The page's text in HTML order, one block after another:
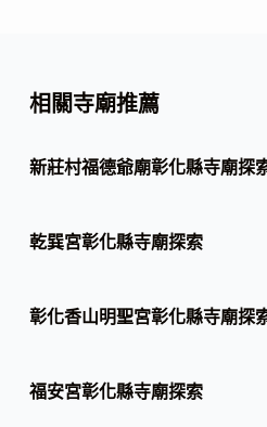
相關寺廟推薦
新莊村福德爺廟彰化縣寺廟探
乾巽宮彰化縣寺廟探索
彰化香山明聖宮彰化縣寺廟探
福安宮彰化縣寺廟探索